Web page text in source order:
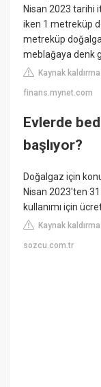
Nisan 2023 tarihi
iken 1 metreküp
metreküp
meblağaya denk
Kaynak
finans.mynet.com
Evlerde
başlıyor?
Doğalgaz için
Nisan 2023'ten
kullanımı için
Kaynak
sozcu.com.tr